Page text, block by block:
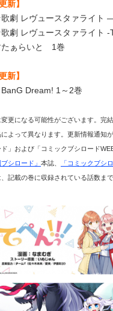
新】
歌劇 レヴュースタァライ
劇 レヴュースタァライト
たぁらいと 1巻
新】
BanG Dream! 1～2巻
更になる可能性がございます。完
よって異なります。更新情報通知
」および「コミックブシロード
ブシロード」 本誌、 「コミックブシ
記載の巻に収録されている話数ま